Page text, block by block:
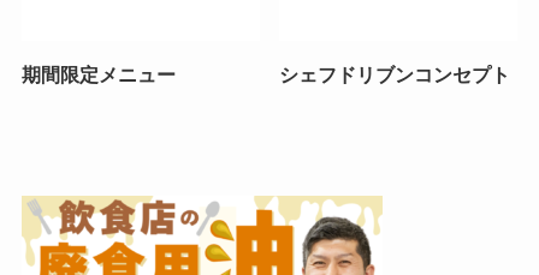
期間限定メニュー シェフドリブンコンセプト